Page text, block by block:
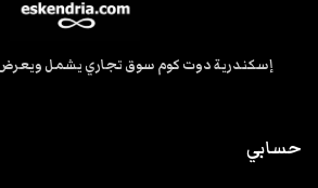
إسكندرية دوت كوم سوق تجاري يشمل ويعرض
حسابي